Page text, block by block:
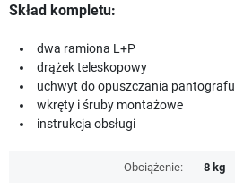
Skład kompletu:
dwa ramiona L+P
drążek teleskopowy
uchwyt do opuszczania pantografu
wkręty i śruby montażowe
instrukcja obsługi
Obciążenie: 8 kg